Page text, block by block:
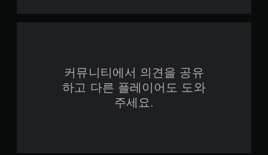
커뮤니티에서 의견을 공유
하고 다른 플레이어도 도와
주세요.